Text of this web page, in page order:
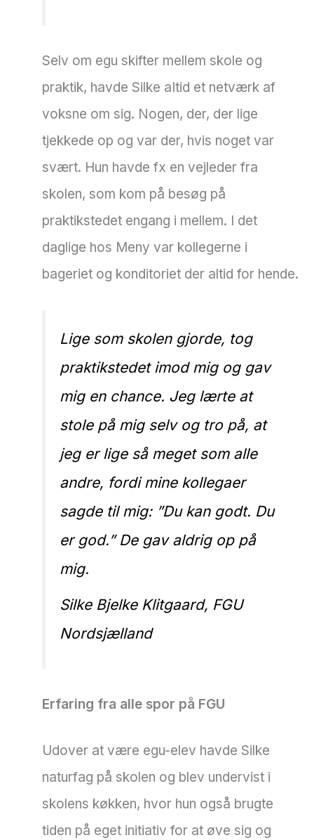
Selv om egu skifter mellem skole og
praktik, havde Silke aItid et netværk af
voksne om sig. Nogen, der, der lige
tjekkede op og var der, hvis noget var
svært. Hun havde fx en vejleder fra
skolen, som kom på besøg på
praktikstedet engang i mellem. I det
daglige hos Meny var kollegerne i
bageriet og konditoriet der altid for hende.
Lige som skolen gjorde, tog
praktikstedet imod mig og gav
mig en chance. Jeg lærte at
stole på mig selv og tro på, at
jeg er lige så meget som alle
andre, fordi mine kollegaer
sagde til mig: ”Du kan godt. Du
er god.” De gav aldrig op på
mig.
Silke Bjelke Klitgaard, FGU
Nordsjælland
Erfaring fra alle spor på FGU
Udover at være egu-elev havde Silke
naturfag på skolen og blev undervist i
skolens køkken, hvor hun også brugte
tiden på eget initiativ for at øve sig og